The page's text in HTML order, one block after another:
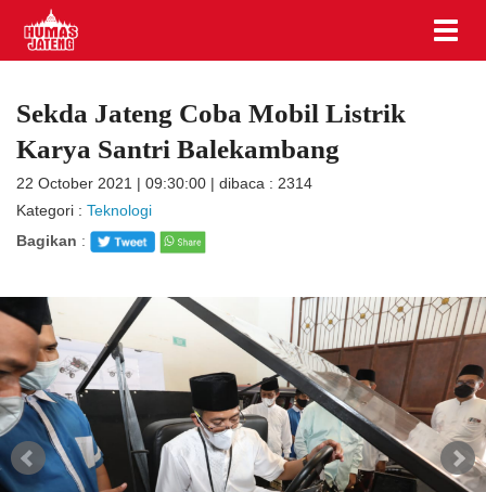
Sekda Jateng Coba Mobil Listrik
Karya Santri Balekambang
22 October 2021 | 09:30:00 | dibaca : 2314
Kategori : Teknologi
Bagikan :